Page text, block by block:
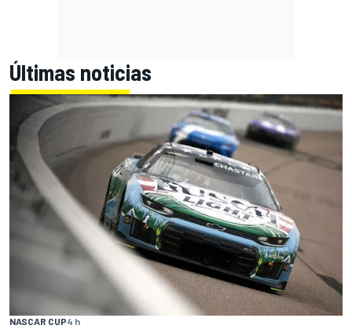
Últimas noticias
NASCAR CUP4 h